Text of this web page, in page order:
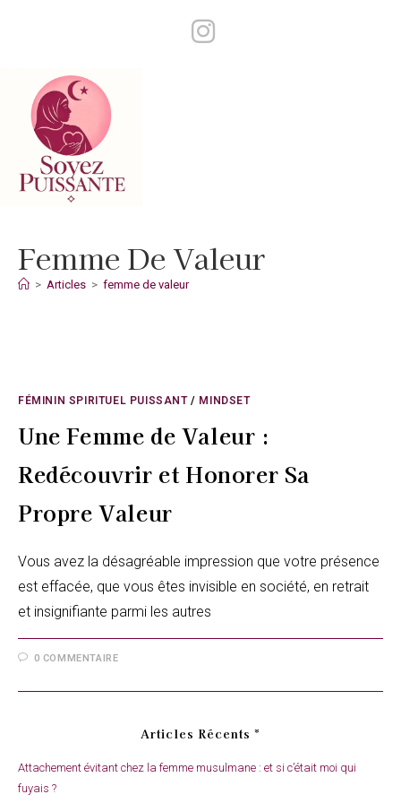
Femme De Valeur
> Articles > femme de valeur
FÉMININ SPIRITUEL PUISSANT/ MINDSET
Une Femme de Valeur :
Redécouvrir et Honorer Sa
Propre Valeur
Vous avez la désagréable impression que votre présence
est effacée, que vous êtes invisible en société, en retrait
et insignifiante parmi les autres
0 COMMENTAIRE
Articles Récents *
Attachement évitant chez la femme musulmane : et si c’était moi qui
fuyais ?